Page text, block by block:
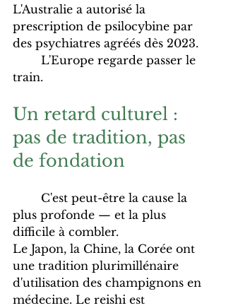
L'Australie a autorisé la
prescription de psilocybine par
des psychiatres agréés dès 2023.
train.
Un retard culturel :
pas de tradition, pas
de fondation
plus profonde — et la plus
difficile à combler.
Le Japon, la Chine, la Corée ont
une tradition plurimillénaire
d'utilisation des champignons en
médecine. Le reishi est